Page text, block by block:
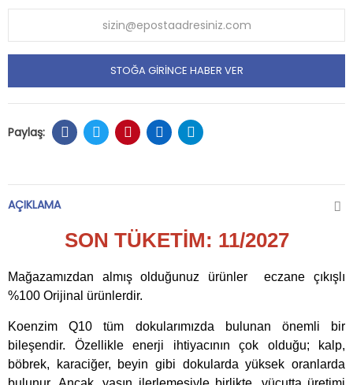
STOĞA GIRINCE HABER VER
AÇIKLAMA
SON TÜKETİM: 11/2027
Mağazamızdan almış olduğunuz ürünler eczane çıkışlı
%100 Orijinal ürünlerdir.
Koenzim Q10 tüm dokularımızda bulunan önemli bir
bileşendir. Özellikle enerji ihtiyacının çok olduğu; kalp,
böbrek, karaciğer, beyin gibi dokularda yüksek oranlarda